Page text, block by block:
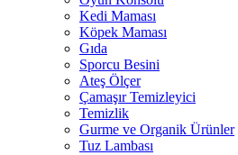
Kedi Maması
Köpek Maması
Gıda
Sporcu Besini
Ateş Ölçer
Çamaşır Temizleyici
Temizlik
Gurme ve Organik Ürünler
Tuz Lambası